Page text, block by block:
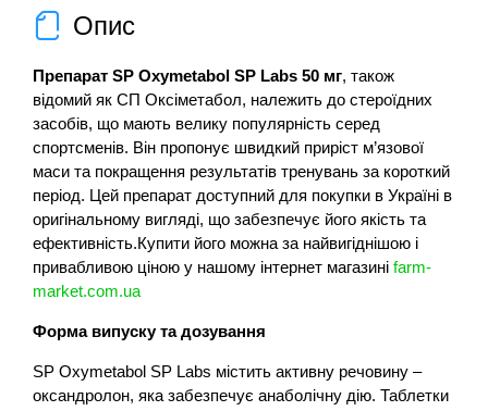
Опис
Препарат SP Oxymetabol SP Labs 50 мг, також
відомий як СП Оксіметабол, належить до стероїдних
засобів, що мають велику популярність серед
спортсменів. Він пропонує швидкий приріст м’язової
маси та покращення результатів тренувань за короткий
період. Цей препарат доступний для покупки в Україні в
оригінальному вигляді, що забезпечує його якість та
ефективність.Купити його можна за найвигіднішою і
привабливою ціною у нашому інтернет магазині farm-
market.com.ua
Форма випуску та дозування
SP Oxymetabol SP Labs містить активну речовину –
оксандролон, яка забезпечує анаболічну дію. Таблетки